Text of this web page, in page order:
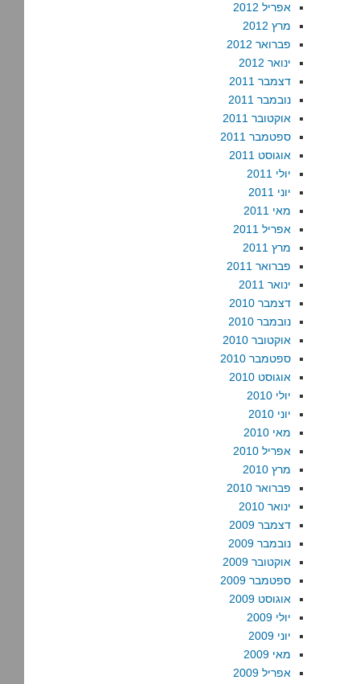
אפריל 2012
מרץ 2012
פברואר 2012
ינואר 2012
דצמבר 2011
נובמבר 2011
אוקטובר 2011
ספטמבר 2011
אוגוסט 2011
יולי 2011
יוני 2011
מאי 2011
אפריל 2011
מרץ 2011
פברואר 2011
ינואר 2011
דצמבר 2010
נובמבר 2010
אוקטובר 2010
ספטמבר 2010
אוגוסט 2010
יולי 2010
יוני 2010
מאי 2010
אפריל 2010
מרץ 2010
פברואר 2010
ינואר 2010
דצמבר 2009
נובמבר 2009
אוקטובר 2009
ספטמבר 2009
אוגוסט 2009
יולי 2009
יוני 2009
מאי 2009
אפריל 2009